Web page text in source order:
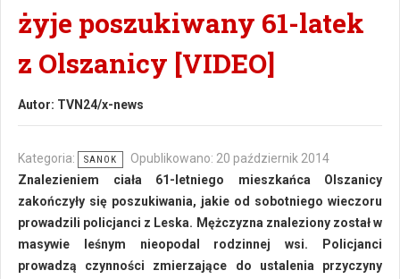
żyje poszukiwany 61-latek
z Olszanicy [VIDEO]
Autor: TVN24/x-news
Kategoria: SANOK
Opublikowano: 20 październik 2014
Znalezieniem ciała 61-letniego mieszkańca Olszanicy
zakończyły się poszukiwania, jakie od sobotniego wieczoru
prowadzili policjanci z Leska. Mężczyzna znaleziony został w
masywie leśnym nieopodal rodzinnej wsi. Policjanci
prowadzą czynności zmierzające do ustalenia przyczyny